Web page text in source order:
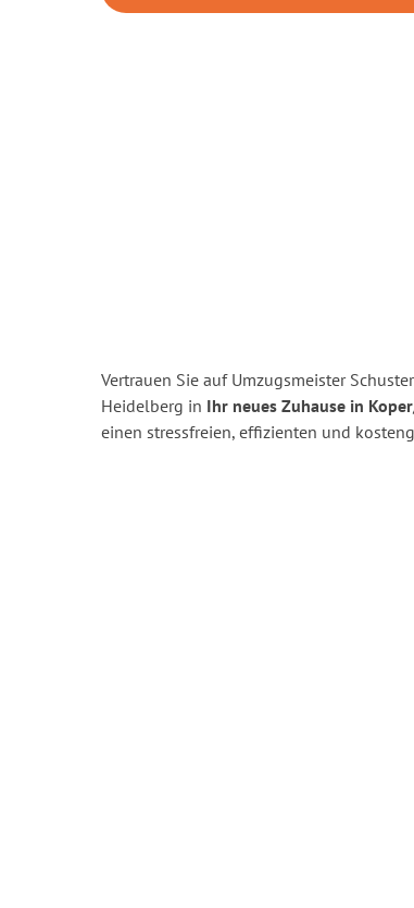
Vertrauen Sie auf Umzugsmeister
Heidelberg in Ihr neues Zuhause in
einen stressfreien, effizienten und